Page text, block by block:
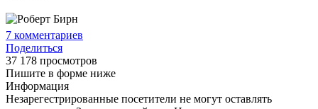
7 комментариев
Поделиться
37 178 просмотров
Пишите в форме ниже
Информация
Незарегестрированные посетители не могут оставлять